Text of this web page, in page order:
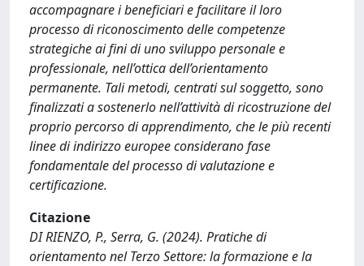
accompagnare i beneficiari e facilitare il loro
processo di riconoscimento delle competenze
strategiche ai fini di uno sviluppo personale e
professionale, nell’ottica dell’orientamento
permanente. Tali metodi, centrati sul soggetto, sono
finalizzati a sostenerlo nell’attività di ricostruzione del
proprio percorso di apprendimento, che le più recenti
linee di indirizzo europee considerano fase
fondamentale del processo di valutazione e
certificazione.
Citazione
DI RIENZO, P., Serra, G. (2024). Pratiche di
orientamento nel Terzo Settore: la formazione e la